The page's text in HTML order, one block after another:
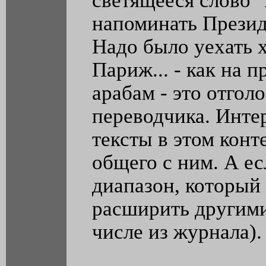
напоминать
Надо было уехать
Париж... - как на
арабам - это
переводчика.
тексты в этом
общего с ним. А
диапазон, который
расширить
числе из журнала).